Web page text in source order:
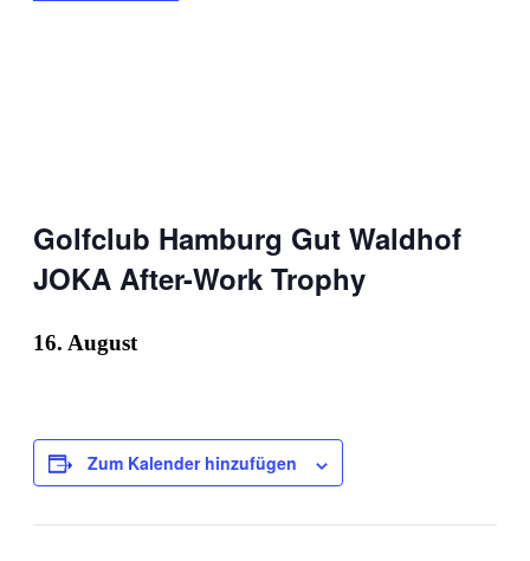
Golfclub Hamburg Gut Waldhof
JOKA After-Work Trophy
16. August
Zum Kalender hinzufügen